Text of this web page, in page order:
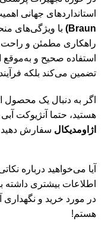
استانداردهای جهانی
Braun)
با ویژگی‌های
راهکاری مطمئن و
استفاده صحیح و به‌موقع
تضمین می‌کند بلکه
اگر به دنبال یک محصول
هستید، حتما آنژیوکت
اژاومدیکال سفارش دهید
آیا می‌خواهید درباره
اطلاعات بیشتری داشته
در مورد خرید و
هستم!